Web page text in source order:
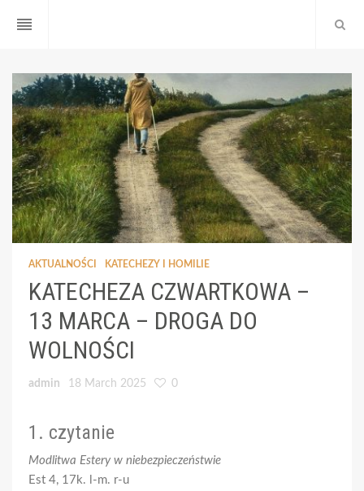
reorder
AKTUALNOŚCI KATECHEZY I HOMILIE
KATECHEZA CZWARTKOWA –
13 MARCA – DROGA DO
WOLNOŚCI
admin 18 March 2025 0
1. czytanie
Modlitwa Estery w niebezpieczeństwie
Est 4, 17k. l-m. r-u